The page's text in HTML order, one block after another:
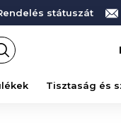
státuszát
Tisztaság és